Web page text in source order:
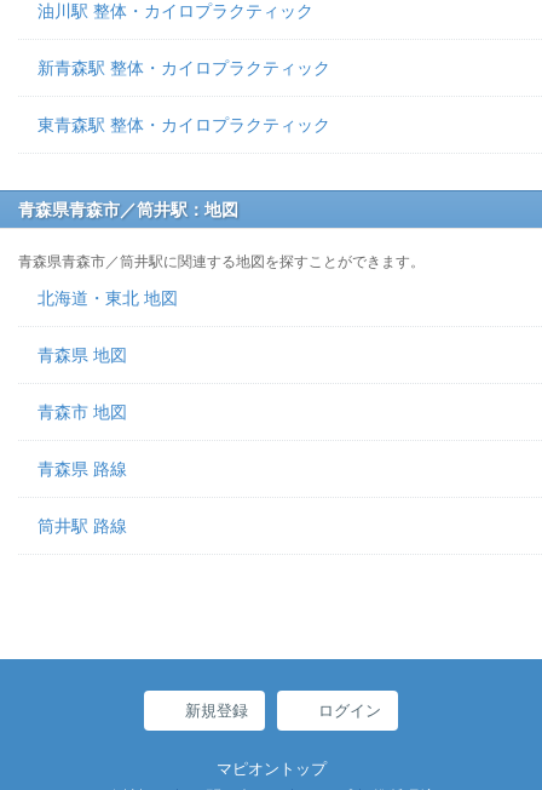
油川駅 整体・カイロプラクティック
新青森駅 整体・カイロプラクティック
東青森駅 整体・カイロプラクティック
青森県青森市／筒井駅：地図
青森県青森市／筒井駅に関連する地図を探すことができます。
北海道・東北 地図
青森県 地図
青森市 地図
青森県 路線
筒井駅 路線
新規登録 ログイン
マピオントップ